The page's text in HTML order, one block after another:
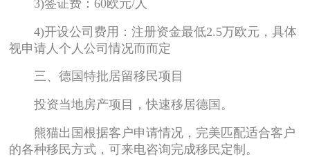
3)签证费：60欧元/人
4)开设公司费用：注册资金最低2.5万欧元，具体
视申请人个人公司情况而而定
三、德国特批居留移民项目
投资当地房产项目，快速移居德国。
熊猫出国根据客户申请情况，完美匹配适合客户
的各种移民方式，可来电咨询完成移民定制。